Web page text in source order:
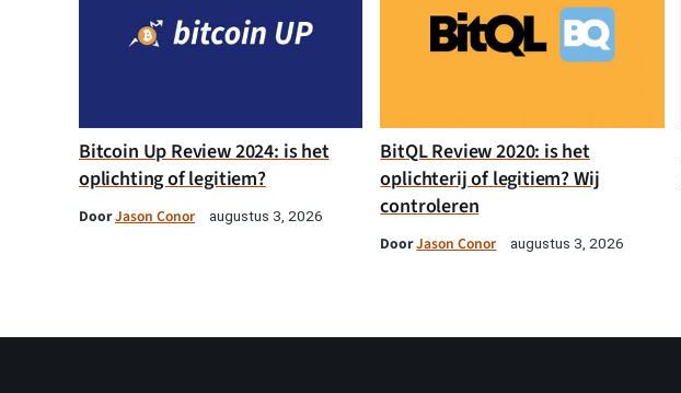
Bitcoin Up Review 2024: is het
oplichting of legitiem?
DoorJason Conor augustus 3, 2026
BitQL Review 2020: is het
oplichterij of legitiem? Wij
controleren
DoorJason Conor augustus 3, 2026